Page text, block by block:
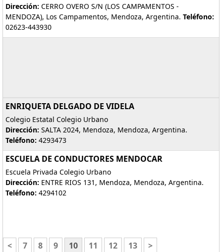
Dirección: CERRO OVERO S/N (LOS CAMPAMENTOS -
MENDOZA), Los Campamentos, Mendoza, Argentina. Teléfono:
02623-443930
ENRIQUETA DELGADO DE VIDELA
Colegio Estatal Colegio Urbano
Dirección: SALTA 2024, Mendoza, Mendoza, Argentina.
Teléfono: 4293473
ESCUELA DE CONDUCTORES MENDOCAR
Escuela Privada Colegio Urbano
Dirección: ENTRE RIOS 131, Mendoza, Mendoza, Argentina.
Teléfono: 4294102
< 7 8 9 10 11 12 13 >